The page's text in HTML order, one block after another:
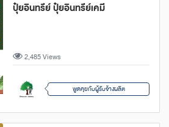
ปุ๋ยอินทรีย์ ปุ๋ยอินทรีย์เคมี
2,485 Views
พูดคุยกับผู้รับจ้างผลิต